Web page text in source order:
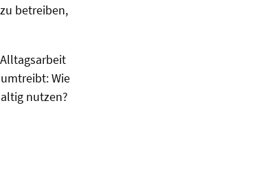
betreiben,
Wie
nutzen?